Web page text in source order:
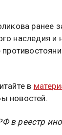
ранее
наследия и
в
новостей.
в реестр